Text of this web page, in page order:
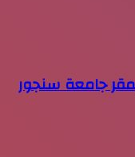
جامعة سنجور